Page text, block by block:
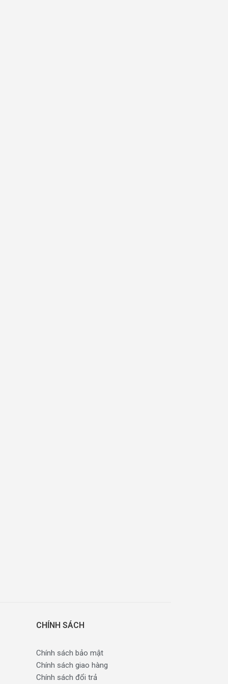
CHÍNH SÁCH
Chính sách bảo mật
Chính sách giao hàng
Chính sách đổi trả